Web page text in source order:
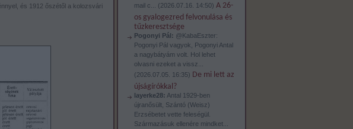
és 1912 őszétől a kolozsvári
mail c...
(2026.07.16. 14:50) A 26-
os gyalogezred felvonulása és
tűzkeresztsége
Pogonyi Pál: @KabaEszter:
Pogonyi Pál vagyok, Pogonyi Antal
a nagybátyám volt. Hol lehet
olvasni ezeket a vissz...
(2026.07.05. 16:35) De mi lett az
újságírókkal?
layerke28: Antal 1929-ben
újranősült, Szántó (Weisz)
Erzsébetet vette feleségül.
Származásuk ellenére mindket...